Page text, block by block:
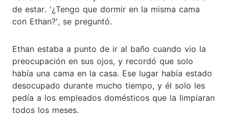
de estar. '¿Tengo que dormir en la misma cama
con Ethan?', se preguntó.
Ethan estaba a punto de ir al baño cuando vio la
preocupación en sus ojos, y recordó que solo
había una cama en la casa. Ese lugar había estado
desocupado durante mucho tiempo, y él solo les
pedía a los empleados domésticos que la limpiaran
todos los meses.